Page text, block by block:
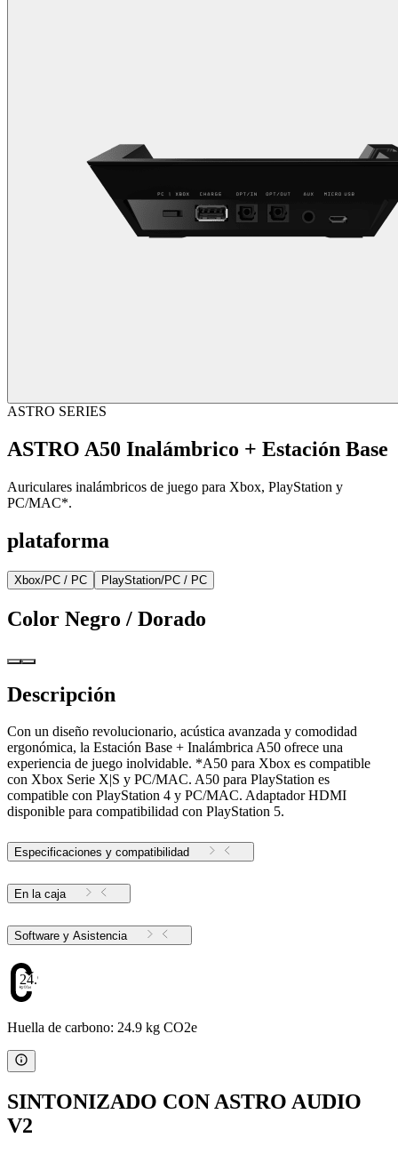
ASTRO SERIES
ASTRO A50 Inalámbrico + Estación Base
Auriculares inalámbricos de juego para Xbox, PlayStation y
PC/MAC*.
plataforma
Xbox/PC / PC PlayStation/PC / PC
Color Negro / Dorado
Descripción
Con un diseño revolucionario, acústica avanzada y comodidad
ergonómica, la Estación Base + Inalámbrica A50 ofrece una
experiencia de juego inolvidable. *A50 para Xbox es compatible
con Xbox Serie X|S y PC/MAC. A50 para PlayStation es
compatible con PlayStation 4 y PC/MAC. Adaptador HDMI
disponible para compatibilidad con PlayStation 5.
Especificaciones y compatibilidad
En la caja
Software y Asistencia
24.9
Huella de carbono: 24.9 kg CO2e
SINTONIZADO CON ASTRO AUDIO
V2